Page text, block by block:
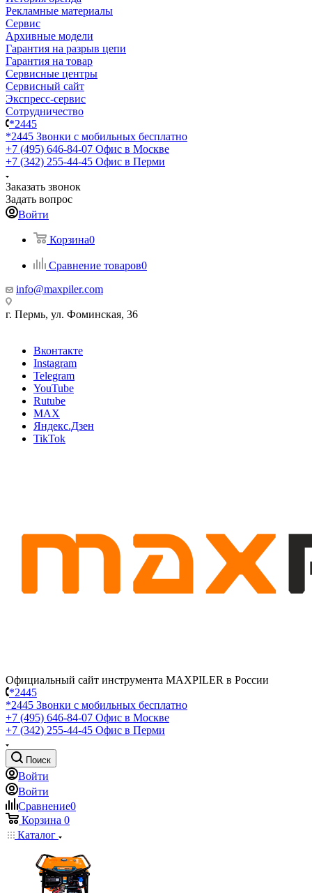
Рекламные материалы
Сервис
Архивные модели
Гарантия на разрыв цепи
Гарантия на товар
Сервисные центры
Сервисный сайт
Экспресс-сервис
Сотрудничество
*2445
*2445 Звонки с мобильных бесплатно
+7 (495) 646-84-07 Офис в Москве
+7 (342) 255-44-45 Офис в Перми
Заказать звонок
Задать вопрос
Войти
Корзина0
Сравнение товаров0
info@maxpiler.com
г. Пермь, ул. Фоминская, 36
Вконтакте
Instagram
Telegram
YouTube
Rutube
MAX
Яндекс.Дзен
TikTok
Официальный сайт инструмента MAXPILER в России
*2445
*2445 Звонки с мобильных бесплатно
+7 (495) 646-84-07 Офис в Москве
+7 (342) 255-44-45 Офис в Перми
Поиск
Войти
Войти
Сравнение0
Корзина 0
Каталог